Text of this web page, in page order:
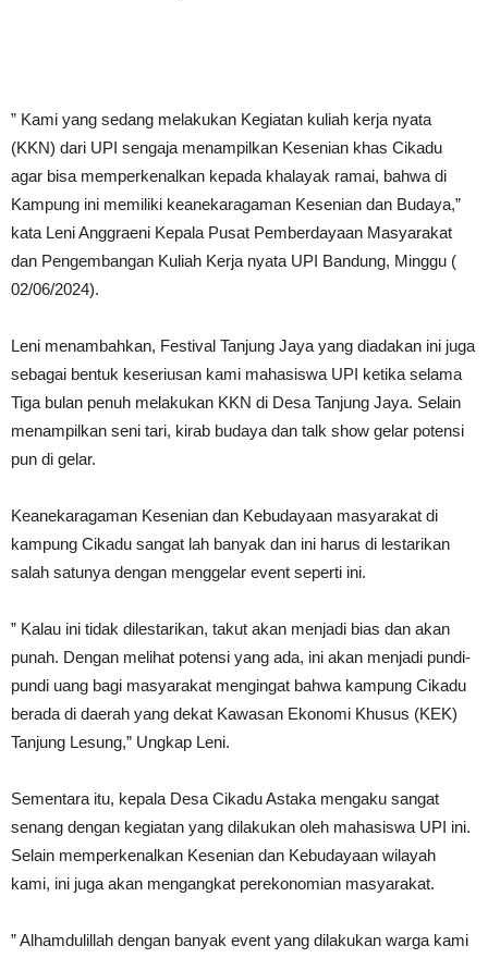
” Kami yang sedang melakukan Kegiatan kuliah kerja nyata
(KKN) dari UPI sengaja menampilkan Kesenian khas Cikadu
agar bisa memperkenalkan kepada khalayak ramai, bahwa di
Kampung ini memiliki keanekaragaman Kesenian dan Budaya,”
kata Leni Anggraeni Kepala Pusat Pemberdayaan Masyarakat
dan Pengembangan Kuliah Kerja nyata UPI Bandung, Minggu (
02/06/2024).
Leni menambahkan, Festival Tanjung Jaya yang diadakan ini juga
sebagai bentuk keseriusan kami mahasiswa UPI ketika selama
Tiga bulan penuh melakukan KKN di Desa Tanjung Jaya. Selain
menampilkan seni tari, kirab budaya dan talk show gelar potensi
pun di gelar.
Keanekaragaman Kesenian dan Kebudayaan masyarakat di
kampung Cikadu sangat lah banyak dan ini harus di lestarikan
salah satunya dengan menggelar event seperti ini.
” Kalau ini tidak dilestarikan, takut akan menjadi bias dan akan
punah. Dengan melihat potensi yang ada, ini akan menjadi pundi-
pundi uang bagi masyarakat mengingat bahwa kampung Cikadu
berada di daerah yang dekat Kawasan Ekonomi Khusus (KEK)
Tanjung Lesung,” Ungkap Leni.
Sementara itu, kepala Desa Cikadu Astaka mengaku sangat
senang dengan kegiatan yang dilakukan oleh mahasiswa UPI ini.
Selain memperkenalkan Kesenian dan Kebudayaan wilayah
kami, ini juga akan mengangkat perekonomian masyarakat.
” Alhamdulillah dengan banyak event yang dilakukan warga kami